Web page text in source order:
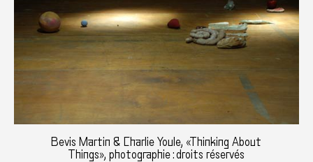
Bevis Martin & Charlie Youle, «Thinking About
Things», photographie : droits réservés